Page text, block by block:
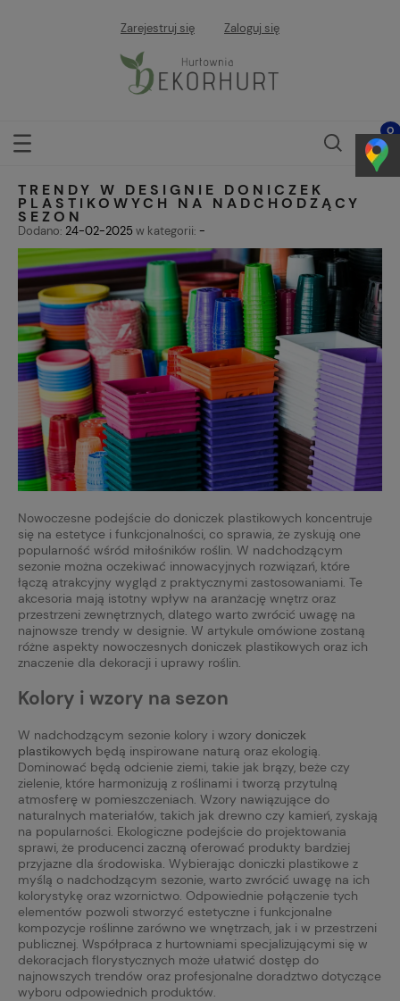
Zarejestruj się Zaloguj się
TRENDY W DESIGNIE DONICZEK
PLASTIKOWYCH NA NADCHODZĄCY
SEZON
Dodano: 24-02-2025w kategorii: -
Nowoczesne podejście do doniczek plastikowych koncentruje
się na estetyce i funkcjonalności, co sprawia, że zyskują one
popularność wśród miłośników roślin. W nadchodzącym
sezonie można oczekiwać innowacyjnych rozwiązań, które
łączą atrakcyjny wygląd z praktycznymi zastosowaniami. Te
akcesoria mają istotny wpływ na aranżację wnętrz oraz
przestrzeni zewnętrznych, dlatego warto zwrócić uwagę na
najnowsze trendy w designie. W artykule omówione zostaną
różne aspekty nowoczesnych doniczek plastikowych oraz ich
znaczenie dla dekoracji i uprawy roślin.
Kolory i wzory na sezon
W nadchodzącym sezonie kolory i wzory doniczek
plastikowych będą inspirowane naturą oraz ekologią.
Dominować będą odcienie ziemi, takie jak brązy, beże czy
zielenie, które harmonizują z roślinami i tworzą przytulną
atmosferę w pomieszczeniach. Wzory nawiązujące do
naturalnych materiałów, takich jak drewno czy kamień, zyskają
na popularności. Ekologiczne podejście do projektowania
sprawi, że producenci zaczną oferować produkty bardziej
przyjazne dla środowiska. Wybierając doniczki plastikowe z
myślą o nadchodzącym sezonie, warto zwrócić uwagę na ich
kolorystykę oraz wzornictwo. Odpowiednie połączenie tych
elementów pozwoli stworzyć estetyczne i funkcjonalne
kompozycje roślinne zarówno we wnętrzach, jak i w przestrzeni
publicznej. Współpraca z hurtowniami specjalizującymi się w
dekoracjach florystycznych może ułatwić dostęp do
najnowszych trendów oraz profesjonalne doradztwo dotyczące
wyboru odpowiednich produktów.